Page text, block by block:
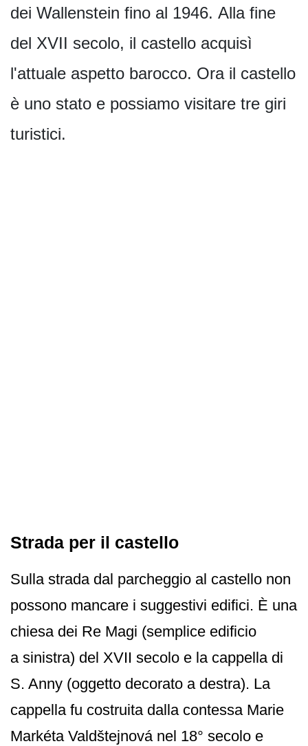
dei Wallenstein fino al 1946. Alla fine
del XVII secolo, il castello acquisì
l'attuale aspetto barocco. Ora il castello
è uno stato e possiamo visitare tre giri
turistici.
Strada per il castello
Sulla strada dal parcheggio al castello non
possono mancare i suggestivi edifici. È una
chiesa dei Re Magi (semplice edificio
a sinistra) del XVII secolo e la cappella di
S. Anny (oggetto decorato a destra). La
cappella fu costruita dalla contessa Marie
Markéta Valdštejnová nel 18° secolo e